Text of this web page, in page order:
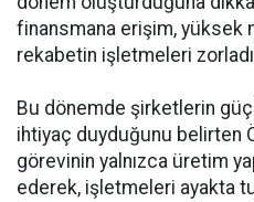
finansmana erişim, yüksek
rekabetin işletmeleri
Bu dönemde şirketlerin
ihtiyaç duyduğunu belirten
görevinin yalnızca üretim
ederek, işletmeleri ayakta